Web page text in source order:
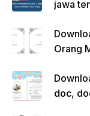
jawa
Orang
doc,